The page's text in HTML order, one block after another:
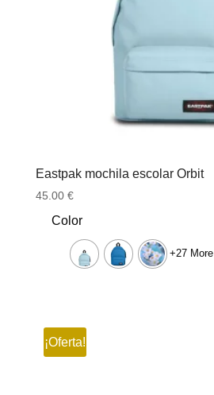
Eastpak mochila escolar Orbit
45.00 €
Color
+27 More
¡Oferta!